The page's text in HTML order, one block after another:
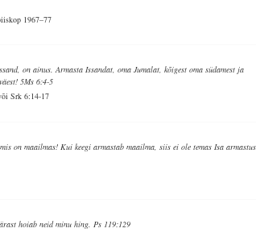
1967–77
on ainus. Armasta Issandat, oma Jumalat, kõigest oma südamest ja
5Ms 6:4-5
Srk 6:14-17
on maailmas! Kui keegi armastab maailma, siis ei ole temas Isa
hoiab neid minu hing. Ps 119:129